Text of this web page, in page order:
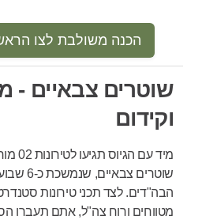
הכנה משולבת לצו
שוטרים צבאיים -
וקידום
מיד
הבה"דים. לצד תכני טירונות
מטווחים ורוח צה"ל, אתם תעברו